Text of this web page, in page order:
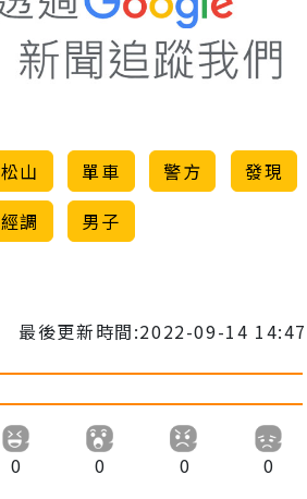
松山 單車 警方
發現
經調 男子
最後更新時間:2022-09-14 14:47
0 0 0 0